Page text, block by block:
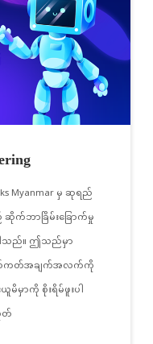
Myanmar မှ ဆုရည်
က်ဘာခြိမ်းခြောက်မှု
ပါသည်။ ဤသည်မှာ
စ်ကတ်အချက်အလက်ကို
မှာကို စိုးရိမ်ဖူးပါ
တ်